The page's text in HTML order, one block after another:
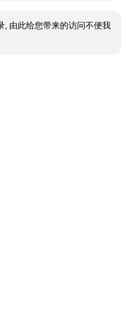
, 由此给您带来的访问不便我